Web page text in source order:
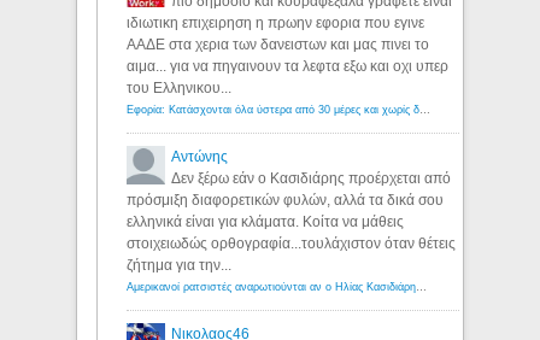
ιδιωτικη επιχειρηση η πρωην εφορια που εγινε
ΑΑΔΕ στα χερια των δανειστων και μας πινει το
αιμα... για να πηγαινουν τα λεφτα εξω και οχι υπερ
του Ελληνικου...
Εφορία: Κατάσχονται όλα ύστερα από 30 μέρες και χωρίς δικαστικές αποφάσεις - Λόγιος Ερμής
Αντώνης
Δεν ξέρω εάν ο Κασιδιάρης προέρχεται από
πρόσμιξη διαφορετικών φυλών, αλλά τα δικά σου
ελληνικά είναι για κλάματα. Κοίτα να μάθεις
στοιχειωδώς ορθογραφία...τουλάχιστον όταν θέτεις
ζήτημα για την...
Αμερικανοί ρατσιστές αναρωτιούνται αν ο Ηλίας Κασιδιάρης ανήκει στη λευκή φυλή... - Λόγιος Ερμής
Νικολαος46